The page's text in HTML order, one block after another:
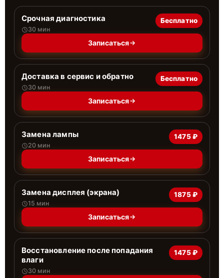
Срочная диагностика
30 мин
Бесплатно
Записаться
Доставка в сервис и обратно
30 мин
Бесплатно
Записаться
Замена лампы
20 мин
1475 ₽
Записаться
Замена дисплея (экрана)
15 мин
1875 ₽
Записаться
Восстановление после попадания
влаги
30 мин
1475 ₽